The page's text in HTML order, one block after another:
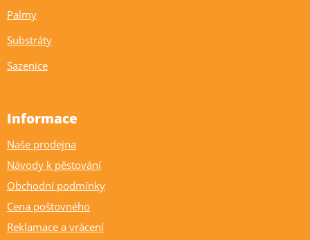
Palmy
Substráty
Sazenice
Informace
Naše prodejna
Návody k pěstování
Obchodní podmínky
Cena poštovného
Reklamace a vrácení